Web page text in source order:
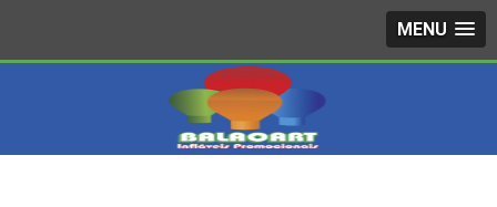
MENU